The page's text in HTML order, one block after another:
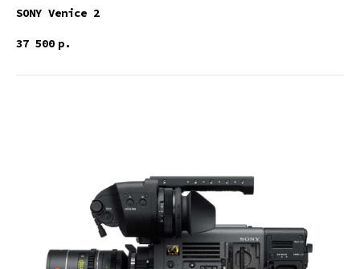
SONY Venice 2
37 500 р.